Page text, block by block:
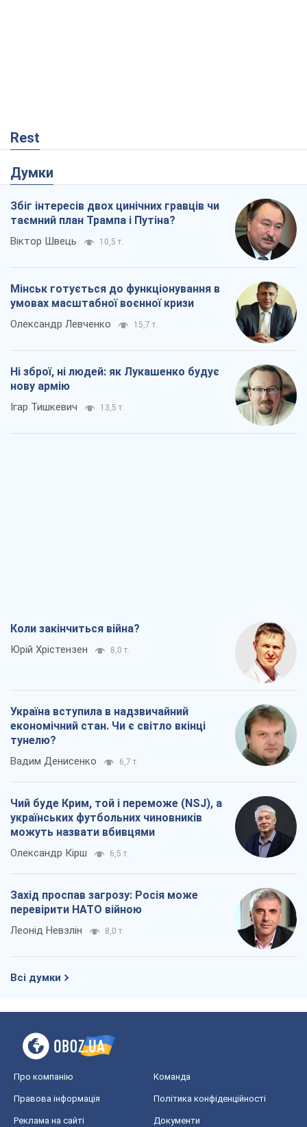
Rest
Думки
Збіг інтересів двох цинічних гравців чи
таємний план Трампа і Путіна?
Віктор Швець 10,5 т.
Мінськ готується до функціонування в
умовах масштабної воєнної кризи
Олександр Левченко 15,7 т.
Ні зброї, ні людей: як Лукашенко будує
нову армію
Ігар Тишкевич 13,5 т.
Коли закінчиться війна?
Юрій Хрістензен 8,0 т.
Україна вступила в надзвичайний
економічний стан. Чи є світло вкінці
тунелю?
Вадим Денисенко 6,7 т.
Чий буде Крим, той і переможе (NSJ), а
українських футбольних чиновників
можуть назвати вбивцями
Олександр Кірш 6,5 т.
Захід проспав загрозу: Росія може
перевірити НАТО війною
Леонід Невзлін 8,0 т.
Всі думки
Про компанію Команда
Правова інформація Політика конфіденційності
Реклама на сайті Документи